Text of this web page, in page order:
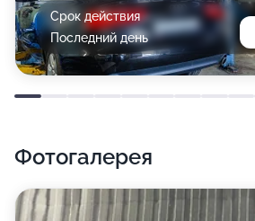
Срок действия
Последний день
Фотогалерея